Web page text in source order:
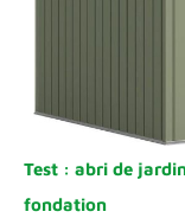
Test : abri de
fondation